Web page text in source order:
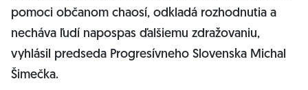
pomoci občanom chaosí, odkladá rozhodnutia a
necháva ľudí napospas ďalšiemu zdražovaniu,
vyhlásil predseda Progresívneho Slovenska Michal
Šimečka.